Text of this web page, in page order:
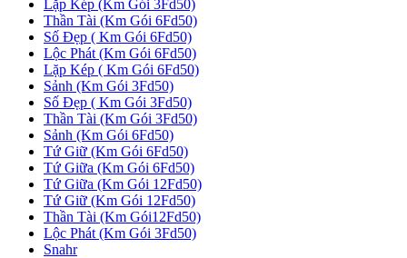
Lặp Kép (Km Gói 3Fd50)
Thần Tài (Km Gói 6Fd50)
Số Đẹp ( Km Gói 6Fd50)
Lộc Phát (Km Gói 6Fd50)
Lặp Kép ( Km Gói 6Fd50)
Sảnh (Km Gói 3Fd50)
Số Đẹp ( Km Gói 3Fd50)
Thần Tài (Km Gói 3Fd50)
Sảnh (Km Gói 6Fd50)
Tứ Giữ (Km Gói 6Fd50)
Tứ Giữa (Km Gói 6Fd50)
Tứ Giữa (Km Gói 12Fd50)
Tứ Giữ (Km Gói 12Fd50)
Thần Tài (Km Gói12Fd50)
Lộc Phát (Km Gói 3Fd50)
Snahr